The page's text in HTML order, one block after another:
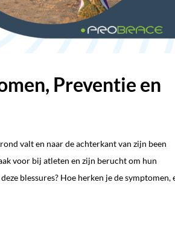
Preventie en
valt en naar de achterkant van zijn been
voor bij atleten en zijn berucht om hun
blessures? Hoe herken je de symptomen,